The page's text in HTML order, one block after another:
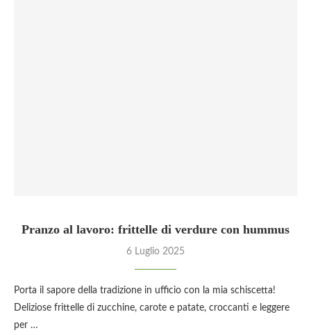
Pranzo al lavoro: frittelle di verdure con hummus
6 Luglio 2025
Porta il sapore della tradizione in ufficio con la mia schiscetta!
Deliziose frittelle di zucchine, carote e patate, croccanti e leggere
per …